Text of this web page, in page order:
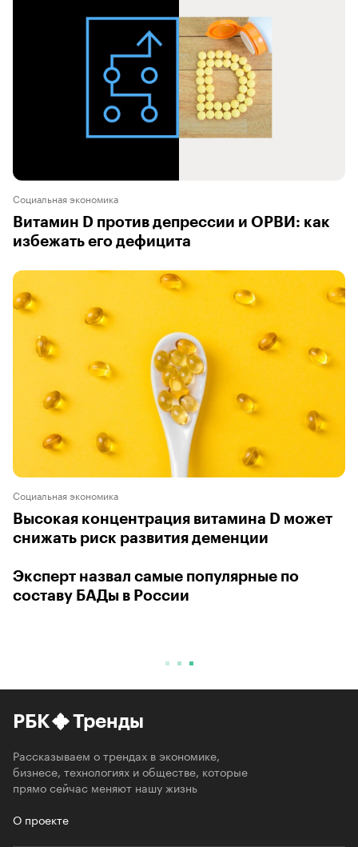
Социальная экономика
Витамин D против депрессии и ОРВИ: как
избежать его дефицита
Социальная экономика
Высокая концентрация витамина D может
снижать риск развития деменции
Эксперт назвал самые популярные по
составу БАДы в России
РБК Тренды
Рассказываем о трендах в экономике,
бизнесе, технологиях и обществе, которые
прямо сейчас меняют нашу жизнь
О проекте